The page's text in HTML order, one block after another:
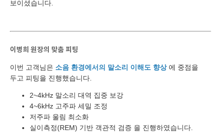
보이셨습니다.
이병희 원장의 맞춤 피팅
이번 고객님은 소음 환경에서의 말소리 이해도 향상에 중점을
두고 피팅을 진행했습니다.
2~4kHz 말소리 대역 집중 보강
4~6kHz 고주파 세밀 조정
저주파 울림 최소화
실이측정(REM) 기반 객관적 검증 을 진행하였습니다.
내용